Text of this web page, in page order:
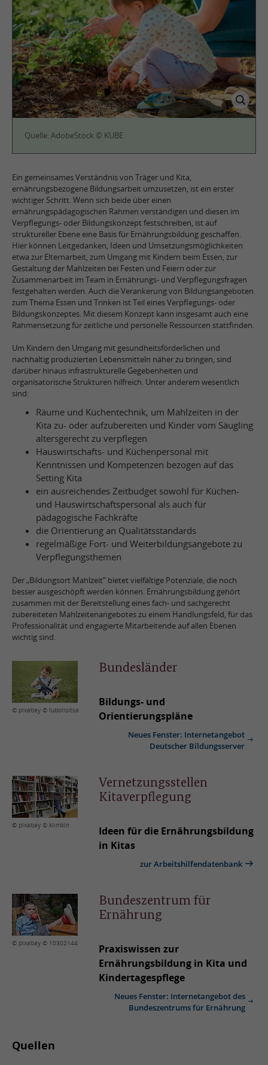
Quelle: AdobeStock © KUBE
Ein gemeinsames Verständnis von Träger und Kita,
ernährungsbezogene Bildungsarbeit umzusetzen, ist ein erster
wichtiger Schritt. Wenn sich beide über einen
ernährungspädagogischen Rahmen verständigen und diesen im
Verpflegungs- oder Bildungskonzept festschreiben, ist auf
struktureller Ebene eine Basis für Ernährungsbildung geschaffen.
Hier können Leitgedanken, Ideen und Umsetzungsmöglichkeiten
etwa zur Elternarbeit, zum Umgang mit Kindern beim Essen, zur
Gestaltung der Mahlzeiten bei Festen und Feiern oder zur
Zusammenarbeit im Team in Ernährungs- und Verpflegungsfragen
festgehalten werden. Auch die Verankerung von Bildungsangeboten
zum Thema Essen und Trinken ist Teil eines Verpflegungs- oder
Bildungskonzeptes. Mit diesem Konzept kann insgesamt auch eine
Rahmensetzung für zeitliche und personelle Ressourcen stattfinden.
Um Kindern den Umgang mit gesundheitsförderlichen und
nachhaltig produzierten Lebensmitteln näher zu bringen, sind
darüber hinaus infrastrukturelle Gegebenheiten und
organisatorische Strukturen hilfreich. Unter anderem wesentlich
sind:
Räume und Küchentechnik, um Mahlzeiten in der
Kita zu- oder aufzubereiten und Kinder vom Säugling
altersgerecht zu verpflegen
Hauswirtschafts- und Küchenpersonal mit
Kenntnissen und Kompetenzen bezogen auf das
Setting Kita
ein ausreichendes Zeitbudget sowohl für Küchen-
und Hauswirtschaftspersonal als auch für
pädagogische Fachkräfte
die Orientierung an Qualitätsstandards
regelmäßige Fort- und Weiterbildungsangebote zu
Verpflegungsthemen
Der „Bildungsort Mahlzeit“ bietet vielfältige Potenziale, die noch
besser ausgeschöpft werden können. Ernährungsbildung gehört
zusammen mit der Bereitstellung eines fach- und sachgerecht
zubereiteten Mahlzeitenangebotes zu einem Handlungsfeld, für das
Professionalität und engagierte Mitarbeitende auf allen Ebenen
wichtig sind.
© pixabay © lubolisitsa
Bundesländer
Bildungs- und
Orientierungspläne
Neues Fenster: Internetangebot
Deutscher Bildungsserver
© pixabay © klimkin
Vernetzungsstellen
Kitaverpflegung
Ideen für die Ernährungsbildung
in Kitas
zur Arbeitshilfendatenbank
© pixabay © 10302144
Bundeszentrum für
Ernährung
Praxiswissen zur
Ernährungsbildung in Kita und
Kindertagespflege
Neues Fenster: Internetangebot des
Bundeszentrums für Ernährung
Quellen